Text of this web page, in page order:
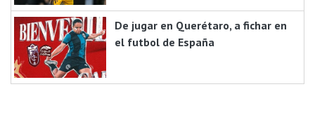
De jugar en Querétaro, a fichar en
el futbol de España